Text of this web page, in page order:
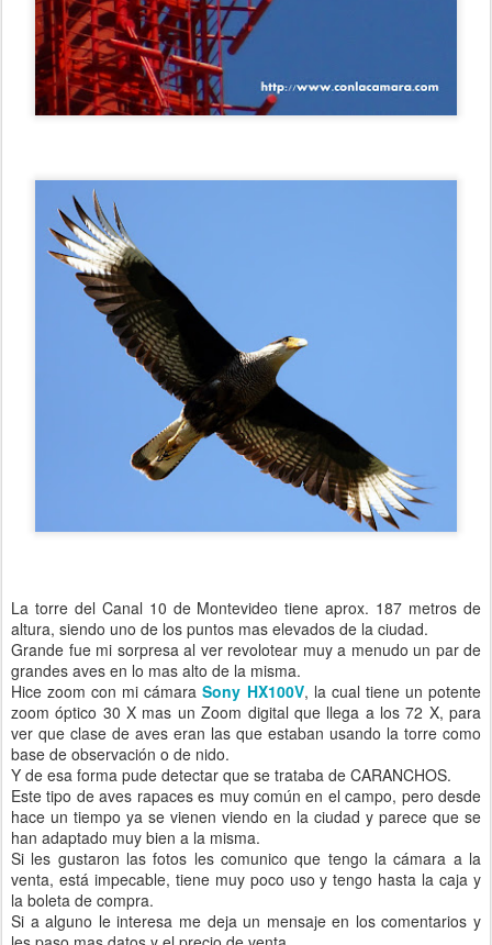
La torre del Canal 10 de Montevideo tiene aprox. 187 metros de
altura, siendo uno de los puntos mas elevados de la ciudad.
Grande fue mi sorpresa al ver revolotear muy a menudo un par de
grandes aves en lo mas alto de la misma.
Hice zoom con mi cámara Sony HX100V, la cual tiene un potente
zoom óptico 30 X mas un Zoom digital que llega a los 72 X, para
ver que clase de aves eran las que estaban usando la torre como
base de observación o de nido.
Y de esa forma pude detectar que se trataba de CARANCHOS.
Este tipo de aves rapaces es muy común en el campo, pero desde
hace un tiempo ya se vienen viendo en la ciudad y parece que se
han adaptado muy bien a la misma.
Si les gustaron las fotos les comunico que tengo la cámara a la
venta, está impecable, tiene muy poco uso y tengo hasta la caja y
la boleta de compra.
Si a alguno le interesa me deja un mensaje en los comentarios y